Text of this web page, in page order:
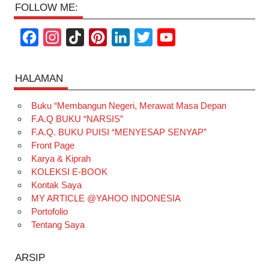
FOLLOW ME:
c
e
b
o
o
k
s
t
a
g
r
a
m
T
o
k
t
e
r
k
e
d
t
t
e
T
u
b
HALAMAN
Buku “Membangun Negeri, Merawat Masa Depan
F.A.Q BUKU “NARSIS”
F.A.Q. BUKU PUISI “MENYESAP SENYAP”
Front Page
Karya & Kiprah
KOLEKSI E-BOOK
Kontak Saya
MY ARTICLE @YAHOO INDONESIA
Portofolio
Tentang Saya
ARSIP